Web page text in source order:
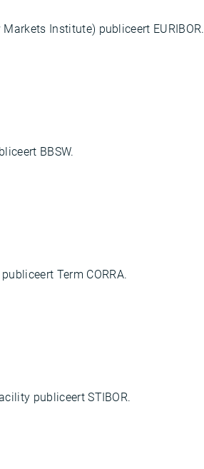
Institute) publiceert EURIBOR.
BBSW.
Term CORRA.
publiceert STIBOR.